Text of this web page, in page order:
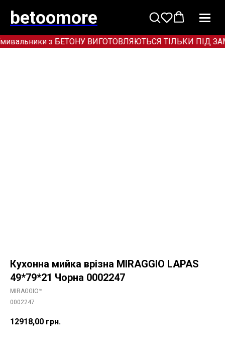
betoomore
з БЕТОНУ ВИГОТОВЛЯЮТЬСЯ ТІЛЬКИ ПІД
Кухонна мийка врізна MIRAGGIO LAPAS
49*79*21 Чорна 0002247
MIRAGGIO™
0002247
12918,00 грн.